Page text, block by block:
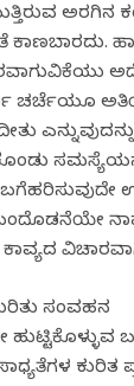
ಅರಗಿನ
ಚರ್ಚೆಯೂ
ಕಾವ್ಯದ
ಸಂವಹನ
ಕುರಿತ